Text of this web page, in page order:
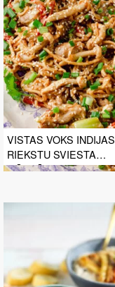
VISTAS VOKS INDIJAS
RIEKSTU SVIESTA
MĒRCĒ